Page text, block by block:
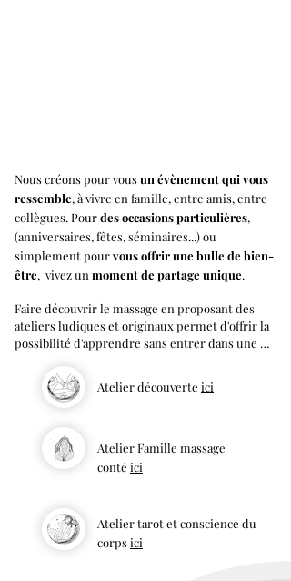
Nous créons pour vousun évènement qui vous
ressemble, à vivre en famille, entre amis, entre
collègues. Pourdes occasions particulières,
(anniversaires, fêtes, séminaires...) ou
simplement pourvous offrir une bulle de bien-
être, vivez unmoment de partage unique.
Faire découvrir le massage en proposant des
ateliers ludiques et originaux permet d'offrir la
possibilité d'apprendre sans entrer dans une
enseigner des techniques simples et efficaces
que vous pourrez reproduire dans votre
-L'atelier découverte : cette configuration est
entièrement personnalisable, afin de créer un
-L'atelier Family s'adresse aux familles avec
enfants de 3 à 8 ans. Vous apprenez le massage
en conte et vivez un instant magique que vous
Atelier découverte ici
Atelier Famille massage
conté ici
Atelier tarot et conscience du
corpsici